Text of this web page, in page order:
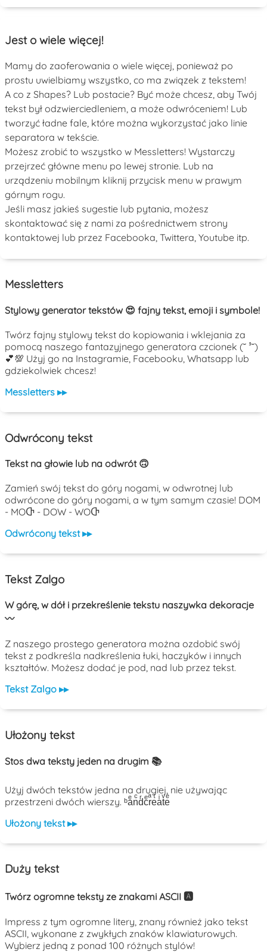
Jest o wiele więcej!
Mamy do zaoferowania o wiele więcej, ponieważ po
prostu uwielbiamy wszystko, co ma związek z tekstem!
A co z Shapes? Lub postacie? Być może chcesz, aby Twój
tekst był odzwierciedleniem, a może odwróceniem! Lub
tworzyć ładne fale, które można wykorzystać jako linie
separatora w tekście.
Możesz zrobić to wszystko w Messletters! Wystarczy
przejrzeć główne menu po lewej stronie. Lub na
urządzeniu mobilnym kliknij przycisk menu w prawym
górnym rogu.
Jeśli masz jakieś sugestie lub pytania, możesz
skontaktować się z nami za pośrednictwem strony
kontaktowej lub przez Facebooka, Twittera, Youtube itp.
Messletters
Stylowy generator tekstów 😍 fajny tekst, emoji i symbole!
Twórz fajny stylowy tekst do kopiowania i wklejania za
pomocą naszego fantazyjnego generatora czcionek (˘ ³˘)
💕💯 Użyj go na Instagramie, Facebooku, Whatsapp lub
gdziekolwiek chcesz!
Messletters ▸▸
Odwrócony tekst
Tekst na głowie lub na odwrót 🙃
Zamień swój tekst do góry nogami, w odwrotnej lub
odwrócone do góry nogami, a w tym samym czasie! DOM
- MOႧ - DOW - WOႧ
Odwrócony tekst ▸▸
Tekst Zalgo
W górę, w dół i przekreślenie tekstu naszywka dekoracje
〰️
Z naszego prostego generatora można ozdobić swój
tekst z podkreśla nadkreślenia łuki, haczyków i innych
kształtów. Możesz dodać je pod, nad lub przez tekst.
Tekst Zalgo ▸▸
Ułożony tekst
Stos dwa teksty jeden na drugim 📚
Użyj dwóch tekstów jedna na drugiej, nie używając
przestrzeni dwóch wierszy. ᵇaͤnͨdͬcͤrͣeͭaͥtͮeͤ
Ułożony tekst ▸▸
Duży tekst
Twórz ogromne teksty ze znakami ASCII 🅰️
Impress z tym ogromne litery, znany również jako tekst
ASCII, wykonane z zwykłych znaków klawiaturowych.
Wybierz jedną z ponad 100 różnych stylów!